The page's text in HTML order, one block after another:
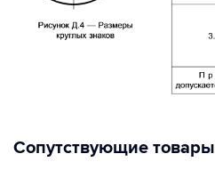
Сопутствующие товары